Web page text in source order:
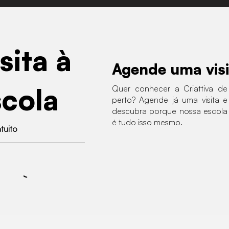
à
Agende uma
Quer conhecer a Criattiva de
perto? Agende já uma visita e
descubra porque nossa escola
é tudo isso mesmo.